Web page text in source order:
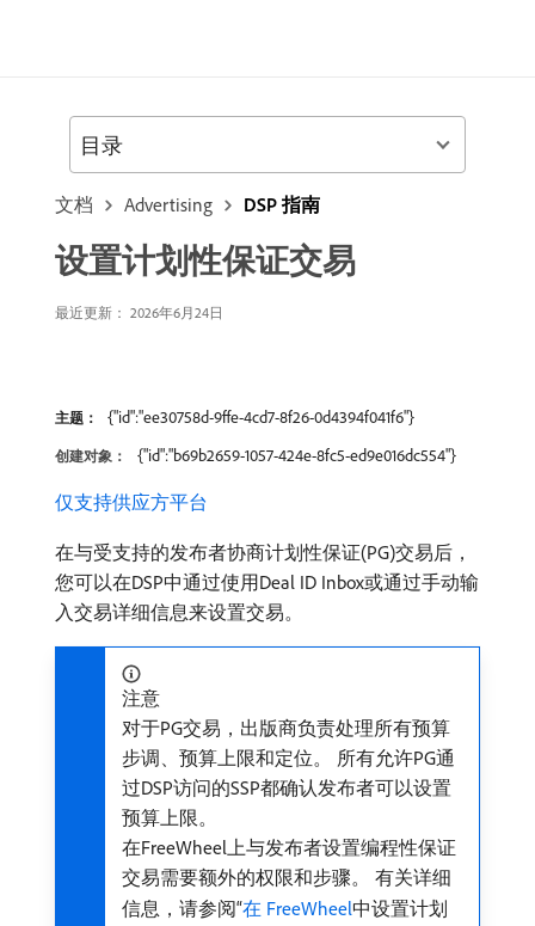
文档 Advertising DSP 指南
设置计划性保证交易
最近更新： 2026年6月24日
主题： {"id":"ee30758d-9ffe-4cd7-8f26-0d4394f041f6"}
创建对象： {"id":"b69b2659-1057-424e-8fc5-ed9e016dc554"}
仅支持供应方平台
在与受支持的发布者协商计划性保证(PG)交易后，
您可以在DSP中通过使用Deal ID Inbox或通过手动输
入交易详细信息来设置交易。
注意
对于PG交易，出版商负责处理所有预算
步调、预算上限和定位。 所有允许PG通
过DSP访问的SSP都确认发布者可以设置
预算上限。
在FreeWheel上与发布者设置编程性保证
交易需要额外的权限和步骤。 有关详细
信息，请参阅“在 FreeWheel中设置计划
目录